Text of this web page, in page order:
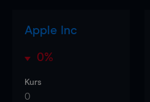
Apple Inc
0%
Kurs
0